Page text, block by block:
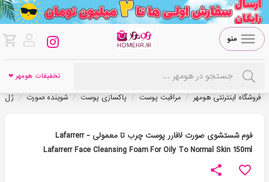
منو
تخفیفات هومهر ❤
فروشگاه اینترنتی هومهر / مراقبت پوست / پاکسازی پوست / شوینده صورت / ژل
فوم شستشوی صورت لافارر پوست چرب تا معمولی - Lafarrerr
Lafarrerr Face Cleansing Foam For Oily To Normal Skin 150ml